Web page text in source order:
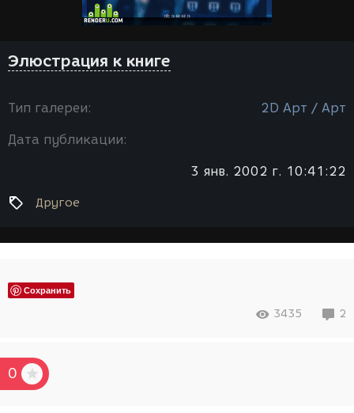
Элюстрация к книге
Тип галереи: 2D Арт / Арт
Дата публикации:
3 янв. 2002 г. 10:41:22
Другое
Сохранить
3435 2
0